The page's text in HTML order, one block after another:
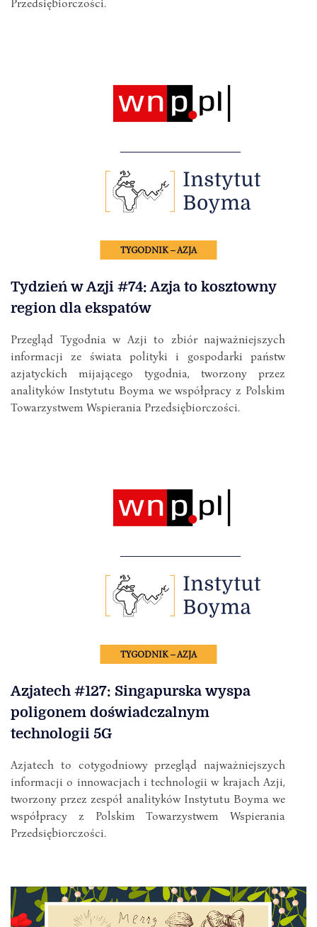
TYGODNIK – AZJA
Tydzień w Azji #74: Azja to kosztowny
region dla ekspatów
Przegląd Tygodnia w Azji to zbiór najważniejszych
informacji ze świata polityki i gospodarki państw
azjatyckich mijającego tygodnia, tworzony przez
analityków Instytutu Boyma we współpracy z Polskim
Towarzystwem Wspierania Przedsiębiorczości.
TYGODNIK – AZJA
Azjatech #127: Singapurska wyspa
poligonem doświadczalnym
technologii 5G
Azjatech to cotygodniowy przegląd najważniejszych
informacji o innowacjach i technologii w krajach Azji,
tworzony przez zespół analityków Instytutu Boyma we
współpracy z Polskim Towarzystwem Wspierania
Przedsiębiorczości.